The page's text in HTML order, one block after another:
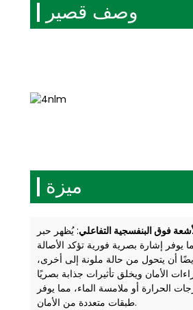
وصف قصير
ميزة
فوق البنفسجية التفاعلي: يُظهر حبر SF-300S قدرة ملحوظة على التحول من عديم اللون إلى ملون عند تعرضه
أن يتحول من حالة ملونة إلى أخرى،
الحرارة أو ملامسة الماء، مما يوفر
طبقات متعددة من الأمان.